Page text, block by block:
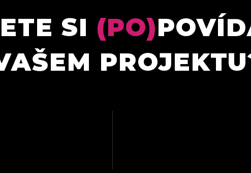
SI (PO)